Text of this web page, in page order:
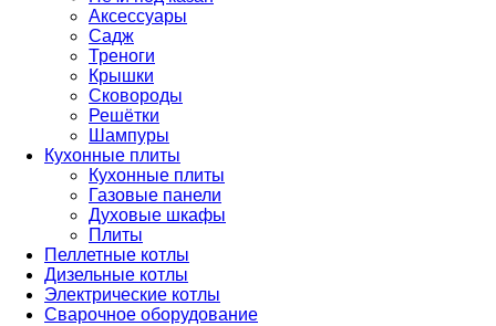
Аксессуары
Садж
Треноги
Крышки
Сковороды
Решётки
Шампуры
Кухонные плиты
Кухонные плиты
Газовые панели
Духовые шкафы
Плиты
Пеллетные котлы
Дизельные котлы
Электрические котлы
Сварочное оборудование